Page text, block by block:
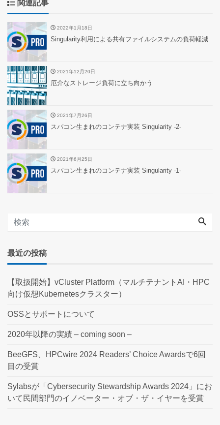
関連記事
2022年1月18日
Singularity利用による共有ファイルシステムの負荷軽減
2021年12月20日
厄介なストレージ負荷に立ち向かう
2021年7月26日
スパコン生まれのコンテナ実装 Singularity -2-
2021年6月25日
スパコン生まれのコンテナ実装 Singularity -1-
最近の投稿
【取扱開始】vCluster Platform（マルチテナントAI・HPC
向け仮想Kubernetesクラスター）
OSSとサポートについて
2020年以降の実績 – coming soon –
BeeGFS、HPCwire 2024 Readers’ Choice Awardsで6回
目の受賞
Sylabsが「Cybersecurity Stewardship Awards 2024」にお
いて民間部門のイノベーター・オブ・ザ・イヤーを受賞